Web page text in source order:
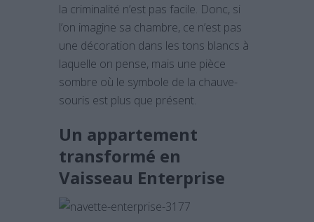
la criminalité n’est pas facile. Donc, si
l’on imagine sa chambre, ce n’est pas
une décoration dans les tons blancs à
laquelle on pense, mais une pièce
sombre où le symbole de la chauve-
souris est plus que présent.
Un appartement
transformé en
Vaisseau Enterprise